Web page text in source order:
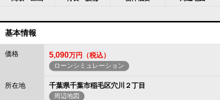
基本情報
価格 5,090万円（税込）
ローンシミュレーション
所在地 千葉県千葉市稲毛区穴川２丁目
周辺地図